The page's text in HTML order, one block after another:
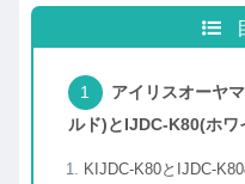
アイリスオーヤ
ルド)とIJDC-K80(ホワ
KIJDC-K80とIJDC-